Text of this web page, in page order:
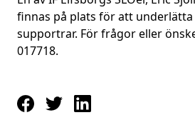
finnas på plats för att
supportrar. För frågor eller
017718.